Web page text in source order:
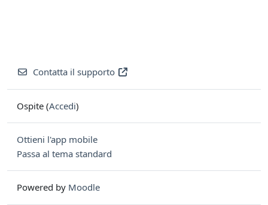
Contatta il supporto
Ospite (Accedi)
Ottieni l'app mobile
Passa al tema standard
Powered by Moodle